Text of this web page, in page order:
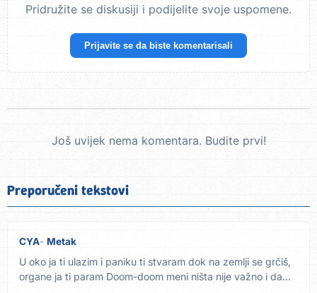
Pridružite se diskusiji i podijelite svoje uspomene.
Prijavite se da biste komentarisali
Još uvijek nema komentara. Budite prvi!
Preporučeni tekstovi
CYA Metak
U oko ja ti ulazim i paniku ti stvaram dok na zemlji se grčiš,
organe ja ti param Doom-doom meni ništa nije važno i da...